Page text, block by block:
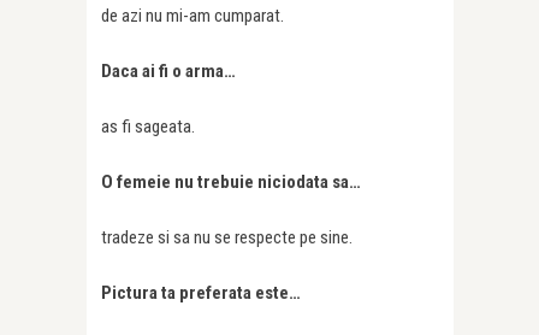
de azi nu mi-am cumparat.
Daca ai fi o arma…
as fi sageata.
O femeie nu trebuie niciodata sa…
tradeze si sa nu se respecte pe sine.
Pictura ta preferata este…